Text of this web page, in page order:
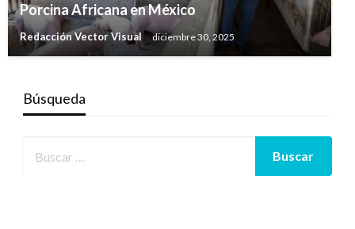
Porcina Africana en México
Redacción Vector Visual diciembre 30, 2025
Búsqueda